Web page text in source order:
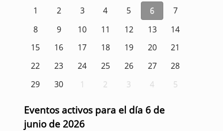
1 2 3 4 5 6
7
8
9 10 11 12 13
14
15
16 17 18 19 20
21
22
23 24 25 26 27
28
29
30 1 2 3 4 5
Eventos activos para el día 6 de
junio de 2026